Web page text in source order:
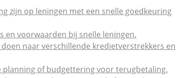
zijn op leningen met een snelle goedkeuring
en voorwaarden bij snelle leningen.
naar verschillende kredietverstrekkers en
of budgettering voor terugbetaling.